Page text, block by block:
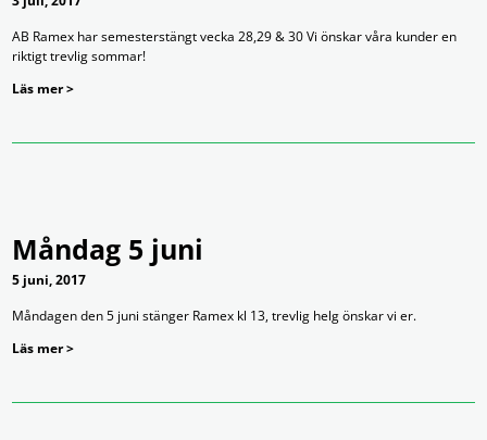
AB Ramex har semesterstängt vecka 28,29 & 30 Vi önskar våra kunder en
riktigt trevlig sommar!
Läs mer >
Måndag 5 juni
5 juni, 2017
Måndagen den 5 juni stänger Ramex kl 13, trevlig helg önskar vi er.
Läs mer >